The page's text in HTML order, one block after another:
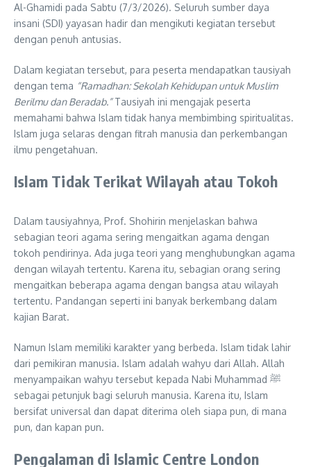
Al-Ghamidi pada Sabtu (7/3/2026). Seluruh sumber daya
insani (SDI) yayasan hadir dan mengikuti kegiatan tersebut
dengan penuh antusias.
Dalam kegiatan tersebut, para peserta mendapatkan tausiyah
dengan tema “Ramadhan: Sekolah Kehidupan untuk Muslim
Berilmu dan Beradab.”Tausiyah ini mengajak peserta
memahami bahwa Islam tidak hanya membimbing spiritualitas.
Islam juga selaras dengan fitrah manusia dan perkembangan
ilmu pengetahuan.
Islam Tidak Terikat Wilayah atau Tokoh
Dalam tausiyahnya, Prof. Shohirin menjelaskan bahwa
sebagian teori agama sering mengaitkan agama dengan
tokoh pendirinya. Ada juga teori yang menghubungkan agama
dengan wilayah tertentu. Karena itu, sebagian orang sering
mengaitkan beberapa agama dengan bangsa atau wilayah
tertentu. Pandangan seperti ini banyak berkembang dalam
kajian Barat.
Namun Islam memiliki karakter yang berbeda. Islam tidak lahir
dari pemikiran manusia. Islam adalah wahyu dari Allah. Allah
menyampaikan wahyu tersebut kepada Nabi Muhammad ﷺ
sebagai petunjuk bagi seluruh manusia. Karena itu, Islam
bersifat universal dan dapat diterima oleh siapa pun, di mana
pun, dan kapan pun.
Pengalaman di Islamic Centre London